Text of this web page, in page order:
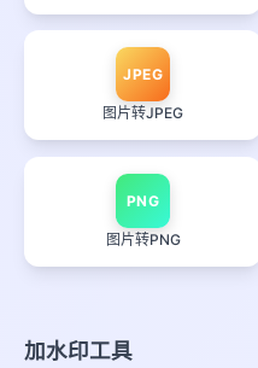
JPEG
图片转JPEG
PNG
图片转PNG
加水印工具